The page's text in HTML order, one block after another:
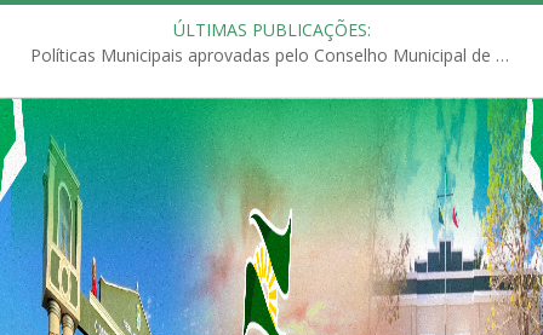
ÚLTIMAS PUBLICAÇÕES:
Políticas Municipais aprovadas pelo Conselho Municipal de Educação (CME)